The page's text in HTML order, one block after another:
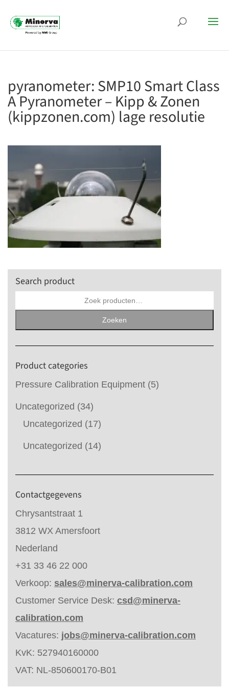
pyranometer: SMP10 Smart Class
A Pyranometer – Kipp & Zonen
(kippzonen.com) lage resolutie
Search product
Zoeken
Product categories
Pressure Calibration Equipment (5)
Uncategorized (34)
Uncategorized (17)
Uncategorized (14)
Contactgegevens
Chrysantstraat 1
3812 WX Amersfoort
Nederland
+31 33 46 22 000
Verkoop: sales@minerva-calibration.com
Customer Service Desk: csd@minerva-
calibration.com
Vacatures: jobs@minerva-calibration.com
KvK: 527940160000
VAT: NL-850600170-B01